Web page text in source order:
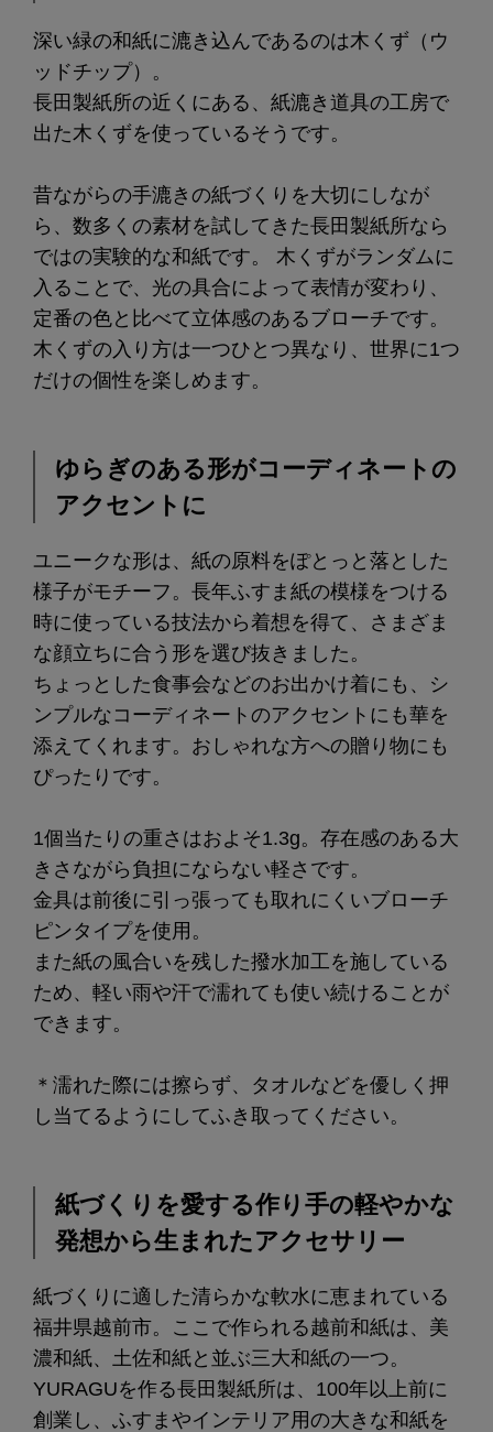
深い緑の和紙に漉き込んであるのは木くず（ウ
ッドチップ）。
長田製紙所の近くにある、紙漉き道具の工房で
出た木くずを使っているそうです。
昔ながらの手漉きの紙づくりを大切にしなが
ら、数多くの素材を試してきた長田製紙所なら
ではの実験的な和紙です。 木くずがランダムに
入ることで、光の具合によって表情が変わり、
定番の色と比べて立体感のあるブローチです。
木くずの入り方は一つひとつ異なり、世界に1つ
だけの個性を楽しめます。
ゆらぎのある形がコーディネートの
アクセントに
ユニークな形は、紙の原料をぽとっと落とした
様子がモチーフ。長年ふすま紙の模様をつける
時に使っている技法から着想を得て、さまざま
な顔立ちに合う形を選び抜きました。
ちょっとした食事会などのお出かけ着にも、シ
ンプルなコーディネートのアクセントにも華を
添えてくれます。おしゃれな方への贈り物にも
ぴったりです。
1個当たりの重さはおよそ1.3g。存在感のある大
きさながら負担にならない軽さです。
金具は前後に引っ張っても取れにくいブローチ
ピンタイプを使用。
また紙の風合いを残した撥水加工を施している
ため、軽い雨や汗で濡れても使い続けることが
できます。
＊濡れた際には擦らず、タオルなどを優しく押
し当てるようにしてふき取ってください。
紙づくりを愛する作り手の軽やかな
発想から生まれたアクセサリー
紙づくりに適した清らかな軟水に恵まれている
福井県越前市。ここで作られる越前和紙は、美
濃和紙、土佐和紙と並ぶ三大和紙の一つ。
YURAGUを作る長田製紙所は、100年以上前に
創業し、ふすまやインテリア用の大きな和紙を